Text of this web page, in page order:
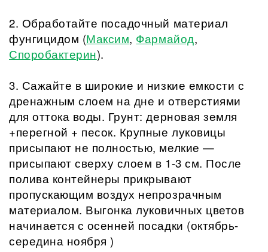
2. Обработайте посадочный материал
фунгицидом (Максим, Фармайод,
Споробактерин).
3. Сажайте в широкие и низкие емкости с
дренажным слоем на дне и отверстиями
для оттока воды. Грунт: дерновая земля
+перегной + песок. Крупные луковицы
присыпают не полностью, мелкие —
присыпают сверху слоем в 1-3 см. После
полива контейнеры прикрывают
пропускающим воздух непрозрачным
материалом. Выгонка луковичных цветов
начинается с осенней посадки (октябрь-
середина ноября )